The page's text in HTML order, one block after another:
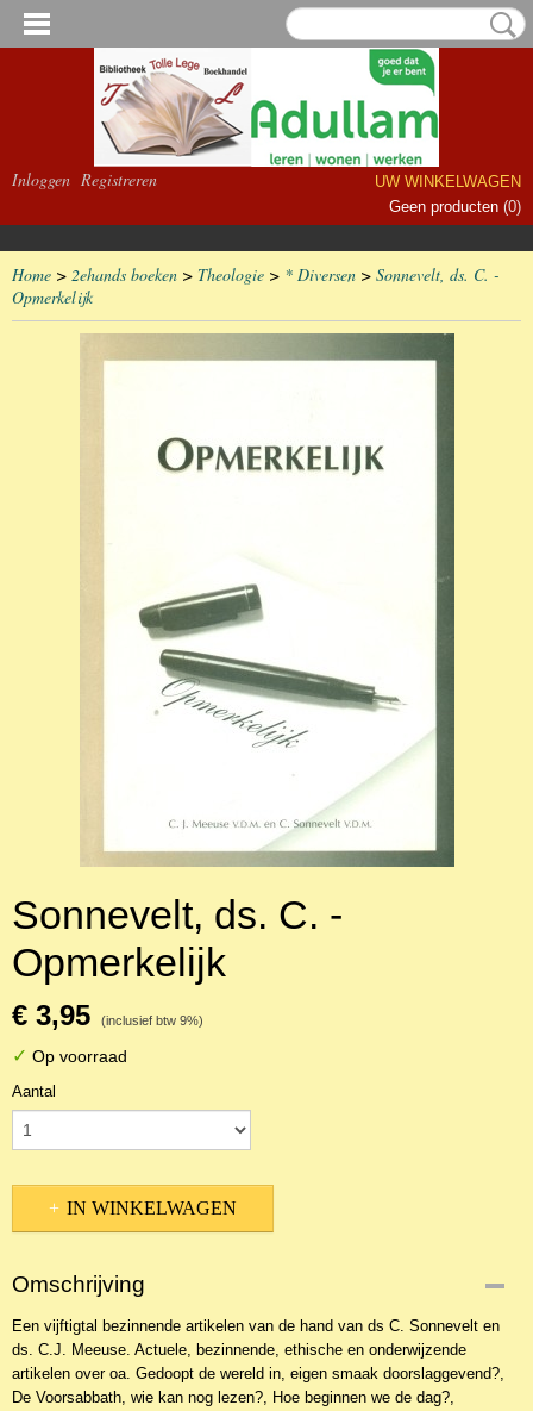
Inloggen Registreren
UW WINKELWAGEN
Geen producten (0)
Home > 2ehands boeken > Theologie > * Diversen > Sonnevelt, ds. C. -
Opmerkelijk
Sonnevelt, ds. C. -
Opmerkelijk
€ 3,95 (inclusief btw 9%)
✓ Op voorraad
Aantal
IN WINKELWAGEN
Omschrijving
Een vijftigtal bezinnende artikelen van de hand van ds C. Sonnevelt en
ds. C.J. Meeuse. Actuele, bezinnende, ethische en onderwijzende
artikelen over oa. Gedoopt de wereld in, eigen smaak doorslaggevend?,
De Voorsabbath, wie kan nog lezen?, Hoe beginnen we de dag?,